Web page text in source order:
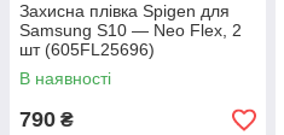
Захисна плівка Spigen для
Samsung S10 — Neo Flex, 2
шт (605FL25696)
В наявності
790 ₴